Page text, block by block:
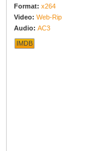
Format: x264
Video: Web-Rip
Audio: AC3
IMDB